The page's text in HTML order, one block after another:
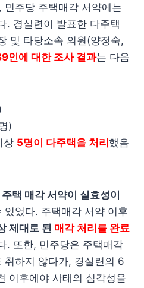
민주당 주택매각 서약에는
. 경실련이 발표한 다주택
및 타당소속 의원(양정숙,
인에 대한 조사 결과는 다음
)
상 5명이 다주택을 처리 했음
주택 매각 서약이 실효성이
있었다. 주택매각 서약 이후
제대로 된 매각 처리를 완료
. 또한, 민주당은 주택매각
취하지 않다가, 경실련의 6
이후에야 사태의 심각성을